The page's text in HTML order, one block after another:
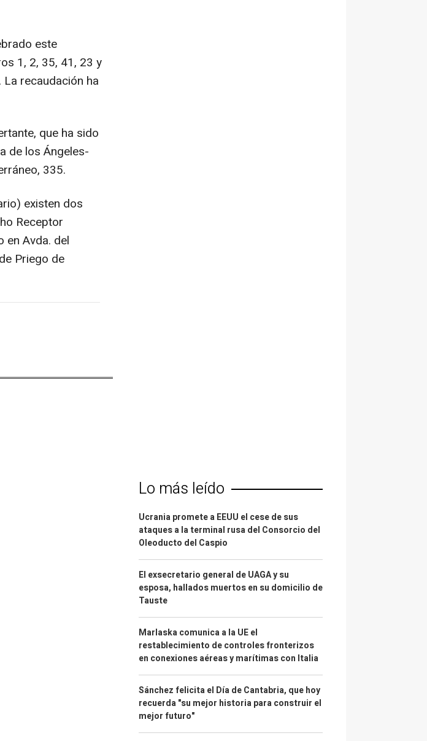
este
1, 2, 35, 41, 23 y
recaudación ha
que ha sido
de los Ángeles-
335.
existen dos
Receptor
en Avda. del
Priego de
Lo más leído
Ucrania promete a EEUU el cese de sus
ataques a la terminal rusa del Consorcio del
Oleoducto del Caspio
El exsecretario general de UAGA y su
esposa, hallados muertos en su domicilio de
Tauste
Marlaska comunica a la UE el
restablecimiento de controles fronterizos
en conexiones aéreas y marítimas con Italia
Sánchez felicita el Día de Cantabria, que hoy
recuerda "su mejor historia para construir el
mejor futuro"